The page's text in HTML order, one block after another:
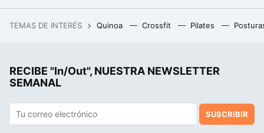
TEMAS DE INTERÉS Quinoa Crossfit Pilates
RECIBE "In/Out", NUESTRA NEWSLETTER
SEMANAL
SUSCRIBIR